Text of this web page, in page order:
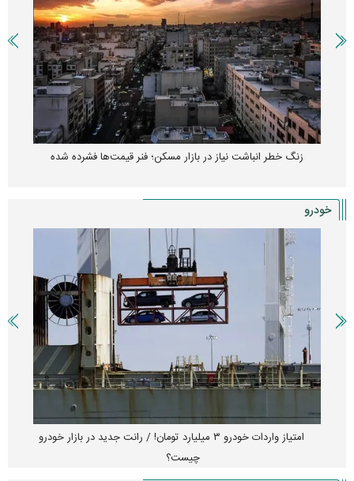
زنگ خطر انباشت نیاز در بازار مسکن؛ فنر قیمت‌ها فشرده شده
خودرو
امتیاز واردات خودرو ۳ میلیارد تومان! / رانت جدید در بازار خودرو
چیست؟